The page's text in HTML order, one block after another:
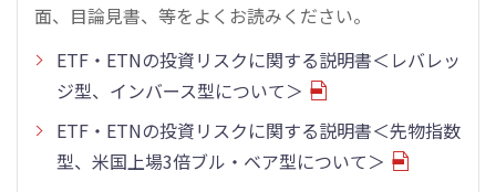
面、目論見書、等をよくお読みください。
ETF・ETNの投資リスクに関する説明書＜レバレッ
ジ型、インバース型について＞
ETF・ETNの投資リスクに関する説明書＜先物指数
型、米国上場3倍ブル・ベア型について＞